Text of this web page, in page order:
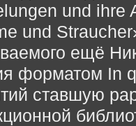
und ihre
und
ещё
форматом In
ставшую